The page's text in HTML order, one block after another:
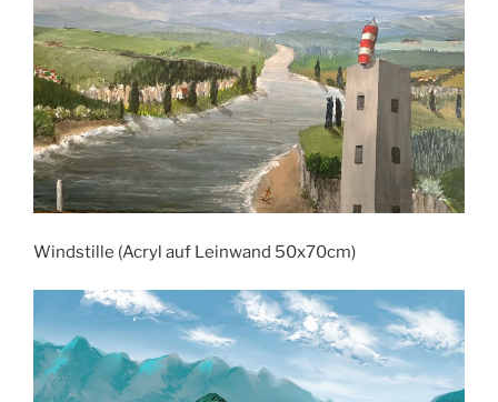
Windstille (Acryl auf Leinwand 50x70cm)